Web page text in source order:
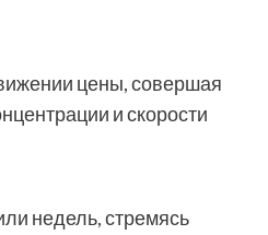
цены, совершая
и скорости
недель, стремясь